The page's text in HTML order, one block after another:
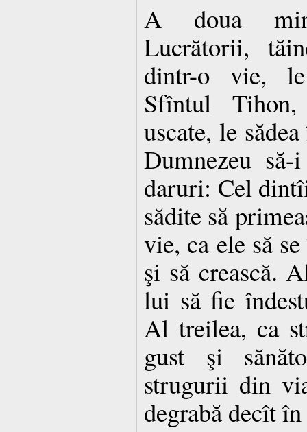
A doua
Lucrătorii,
dintr-o vie,
Sfîntul
uscate, le
Dumnezeu
daruri: Cel
sădite să
vie, ca ele să
şi să crească.
lui să fie
Al treilea, ca
gust şi
strugurii din
degrabă decît